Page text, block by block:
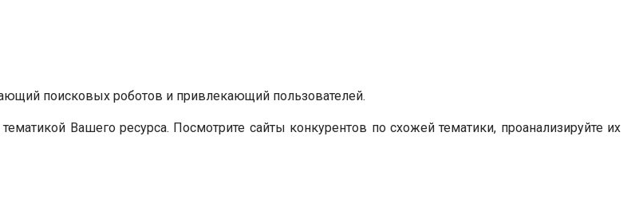
поисковых роботов и привлекающий пользователей.
Вашего ресурса. Посмотрите сайты конкурентов по схожей тематики, проанализируйте их